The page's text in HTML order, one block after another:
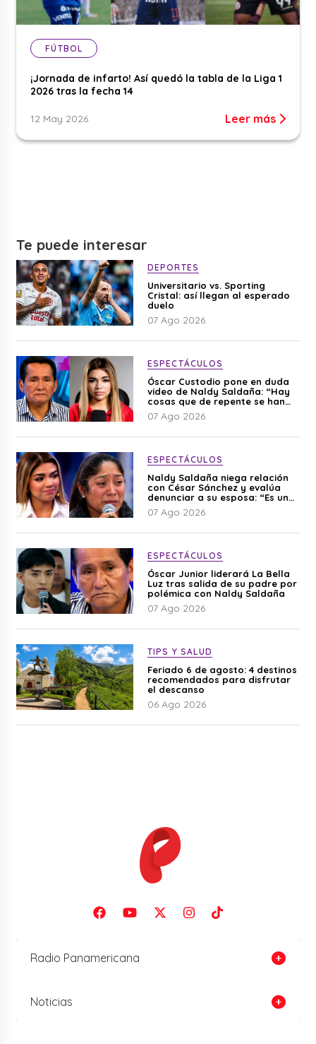
FÚTBOL
¡Jornada de infarto! Así quedó la tabla de la Liga 1
2026 tras la fecha 14
12 May 2026 Leer más
Te puede interesar
DEPORTES
Universitario vs. Sporting
Cristal: así llegan al esperado
duelo
07 Ago 2026
ESPECTÁCULOS
Óscar Custodio pone en duda
video de Naldy Saldaña: “Hay
cosas que de repente se han
editado”
07 Ago 2026
ESPECTÁCULOS
Naldy Saldaña niega relación
con César Sánchez y evalúa
denunciar a su esposa: “Es una
difamación”
07 Ago 2026
ESPECTÁCULOS
Óscar Junior liderará La Bella
Luz tras salida de su padre por
polémica con Naldy Saldaña
07 Ago 2026
TIPS Y SALUD
Feriado 6 de agosto: 4 destinos
recomendados para disfrutar
el descanso
06 Ago 2026
Radio Panamericana
Noticias